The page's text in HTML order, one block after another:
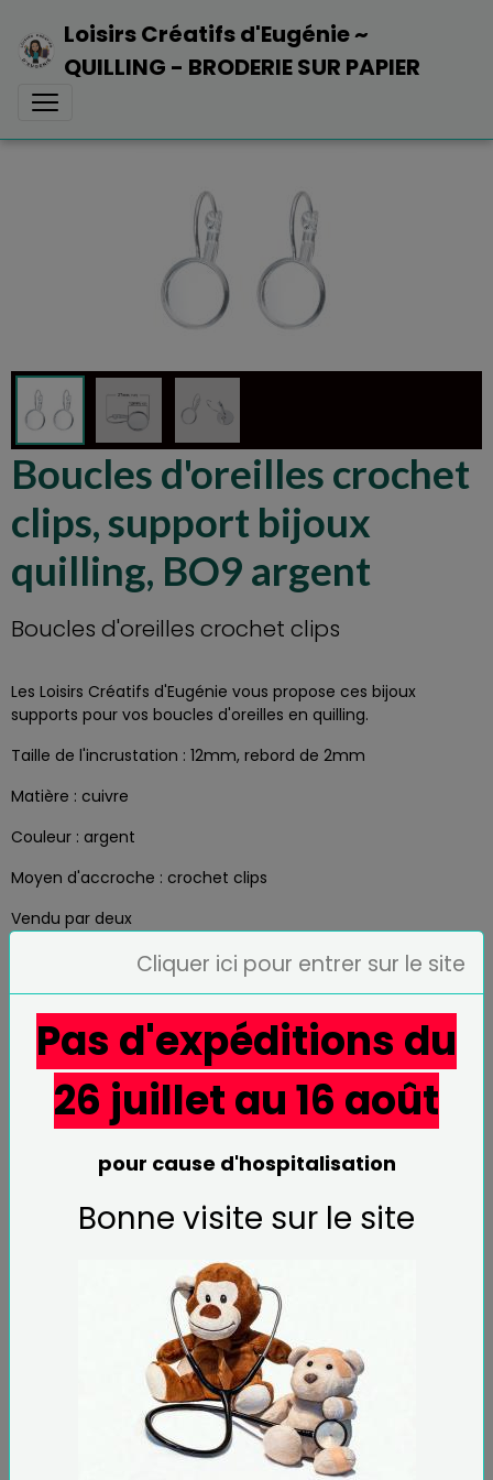
Loisirs Créatifs d'Eugénie ~
QUILLING - BRODERIE SUR PAPIER
Boucles d'oreilles crochet
clips, support bijoux
quilling, BO9 argent
Boucles d'oreilles crochet clips
Les Loisirs Créatifs d'Eugénie vous propose ces bijoux
supports pour vos boucles d'oreilles en quilling.
Taille de l'incrustation : 12mm, rebord de 2mm
Matière : cuivre
Couleur : argent
Moyen d'accroche : crochet clips
Vendu par deux
En stock : 10
Disponibilité :
En stock, MISE EN EXPEDITION 1 à 15 JOURS
2,50€ TTC
Email
Questions / Réponses
Aucune question. Soyez le premier à poser une
Cliquer ici pour entrer sur le site
Pas d'expéditions du
26 juillet au 16 août
pour cause d'hospitalisation
Bonne visite sur le site